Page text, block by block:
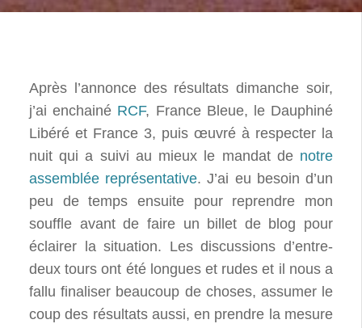
Après l’annonce des résultats dimanche soir,
j’ai enchainé RCF, France Bleue, le Dauphiné
Libéré et France 3, puis œuvré à respecter la
nuit qui a suivi au mieux le mandat de notre
assemblée représentative. J’ai eu besoin d’un
peu de temps ensuite pour reprendre mon
souffle avant de faire un billet de blog pour
éclairer la situation. Les discussions d’entre-
deux tours ont été longues et rudes et il nous a
fallu finaliser beaucoup de choses, assumer le
coup des résultats aussi, en prendre la mesure